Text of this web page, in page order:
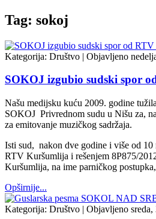
Tag: sokoj
Kategorija: Društvo | Objavljeno
SOKOJ izgubio sudski spor
Našu medijsku kuću 2009. godine
SOKOJ Privrednom sudu u Nišu za,
za emitovanje muzičkog sadržaja.
Isti sud, nakon dve godine i više od 10
RTV Kuršumlija i rešenjem 8P875/
Kuršumlija, na ime parničkog
Opširnije...
Kategorija: Društvo | Objavljeno